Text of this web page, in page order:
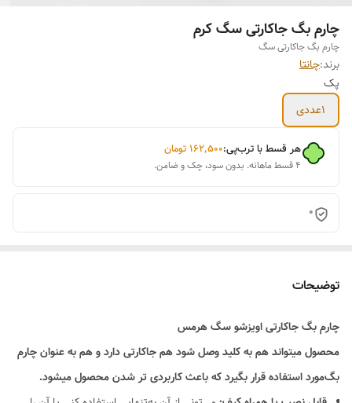
چارم بگ جاکارتی سگ کرم
چارم بگ جاکارتی سگ
برند:چانتا
پک
1عددی
هر قسط با ترب‌پی:۱۶۲٬۵۰۰تومان
۴ قسط ماهانه. بدون سود، چک و ضامن.
0
توضیحات
چارم بگ جاکارتی اویزشو سگ هرمس
محصول میتواند هم به کلید وصل شود هم جاکارتی دارد و هم به عنوان چارم
بگ‌مورد استفاده قرار بگیرد که باعث کاربردی تر شدن محصول میشود.